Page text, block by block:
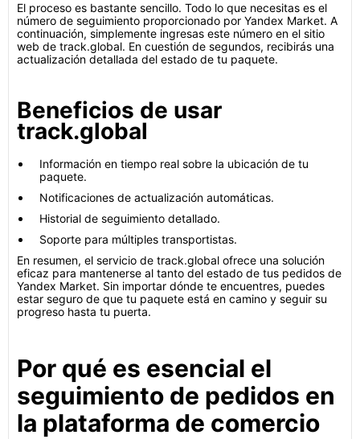
El proceso es bastante sencillo. Todo lo que necesitas es el
número de seguimiento proporcionado por Yandex Market. A
continuación, simplemente ingresas este número en el sitio
web de track.global. En cuestión de segundos, recibirás una
actualización detallada del estado de tu paquete.
Beneficios de usar
track.global
Información en tiempo real sobre la ubicación de tu
paquete.
Notificaciones de actualización automáticas.
Historial de seguimiento detallado.
Soporte para múltiples transportistas.
En resumen, el servicio de track.global ofrece una solución
eficaz para mantenerse al tanto del estado de tus pedidos de
Yandex Market. Sin importar dónde te encuentres, puedes
estar seguro de que tu paquete está en camino y seguir su
progreso hasta tu puerta.
Por qué es esencial el
seguimiento de pedidos en
la plataforma de comercio